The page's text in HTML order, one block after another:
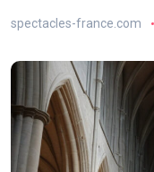
spectacles-france.com